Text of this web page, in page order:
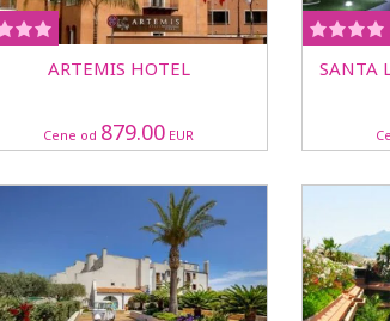
ARTEMIS HOTEL
Cene od 879.00 EUR
SANTA